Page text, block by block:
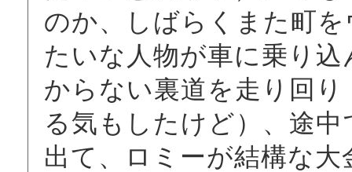
のか、しばらくまた町
たいな人物が車に乗り
からない裏道を走り回
る気もしたけど）、途
出て、ロミーが結構な